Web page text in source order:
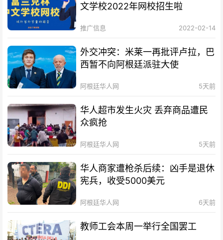
文学校2022年网校招生啦
推广信息 2022-02-14
外交冲突：米莱一再批评卢拉，巴
西暂不向阿根廷派驻大使
阿根廷华人网 5天前
华人超市发生火灾 丢弃商品遭民
众疯抢
阿根廷华人网 5天前
华人商家遭枪杀后续：凶手是退休
宪兵，收受5000美元
阿根廷华人网 6天前
教师工会本周一举行全国罢工